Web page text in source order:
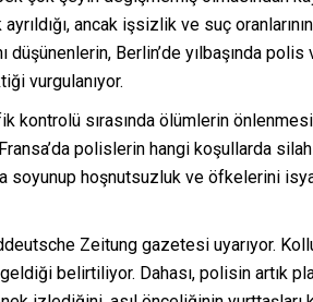
ancak işsizlik ve suç
düşünenlerin, Berlin’de yılbaşında
vurgulanıyor.
kontrolü sırasında ölümlerin
polislerin hangi koşullarda
soyunup hoşnutsuzluk ve öfkelerini
Zeitung gazetesi uyarıyor.
belirtiliyor. Dahası, polisin artık